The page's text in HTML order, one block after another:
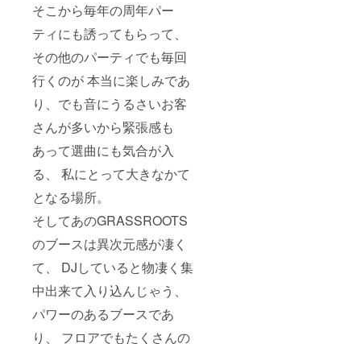
そこから毎年の周年パー
ティにも誘ってもらって、
その他のパーティでも毎回
行くのが 本当に楽しみであ
り、でも音にうるさいお客
さんが多いから緊張感も
あって選曲にも気合が入
る、 私にとって大きなかて
となる場所。
そしてあのGRASSROOTS
のブースは異次元感が凄く
て、 DJしていると物凄く集
中出来て入り込んじゃう、
パワーのあるブースであ
り、 フロアでもたくさんの